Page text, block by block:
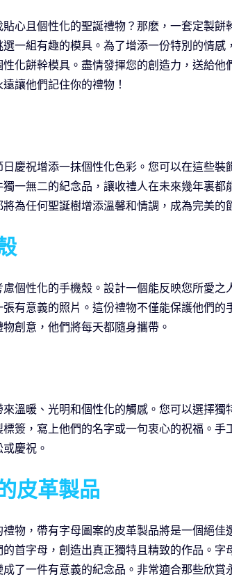
心且個性化的聖誕禮物？那麽，一套定製餅
一組有趣的模具。為了增添一份特別的情感
化餅幹模具。盡情發揮您的創造力，送給他
讓他們記住你的禮物！
慶祝增添一抹個性化色彩。您可以在這些裝
一無二的紀念品，讓收禮人在未來幾年裏都
為任何聖誕樹增添溫馨和情調，成為完美的
個性化的手機殼。設計一個能反映您所愛之
有意義的照片。這份禮物不僅能保護他們的
創意，他們將每天都隨身攜帶。
溫暖、光明和個性化的觸感。您可以選擇獨
簽，寫上他們的名字或一句衷心的祝福。手
慶祝。
皮革製品
物，帶有字母圖案的皮革製品將是一個絕佳
首字母，創造出真正獨特且精致的作品。字
了一件有意義的紀念品。非常適合那些欣賞